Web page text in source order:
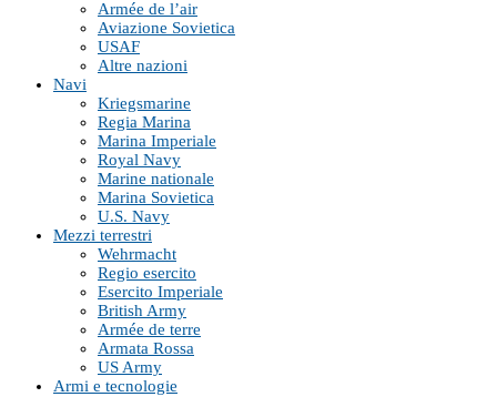
Armée de l’air
Aviazione Sovietica
USAF
Altre nazioni
Navi
Kriegsmarine
Regia Marina
Marina Imperiale
Royal Navy
Marine nationale
Marina Sovietica
U.S. Navy
Mezzi terrestri
Wehrmacht
Regio esercito
Esercito Imperiale
British Army
Armée de terre
Armata Rossa
US Army
Armi e tecnologie